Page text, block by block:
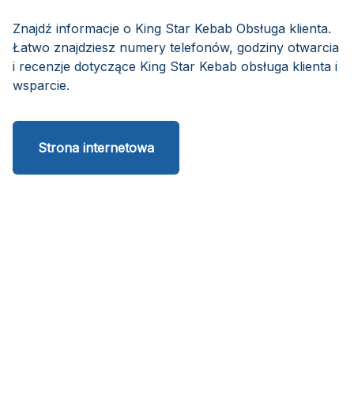
Znajdź informacje o King Star Kebab Obsługa klienta.
Łatwo znajdziesz numery telefonów, godziny otwarcia
i recenzje dotyczące King Star Kebab obsługa klienta i
wsparcie.
Strona internetowa